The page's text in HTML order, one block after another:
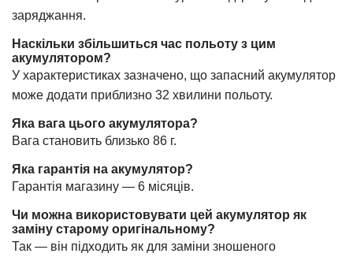
заряджання.
Наскільки збільшиться час польоту з цим
акумулятором?
У характеристиках зазначено, що запасний акумулятор
може додати приблизно 32 хвилини польоту.
Яка вага цього акумулятора?
Вага становить близько 86 г.
Яка гарантія на акумулятор?
Гарантія магазину — 6 місяців.
Чи можна використовувати цей акумулятор як
заміну старому оригінальному?
Так — він підходить як для заміни зношеного